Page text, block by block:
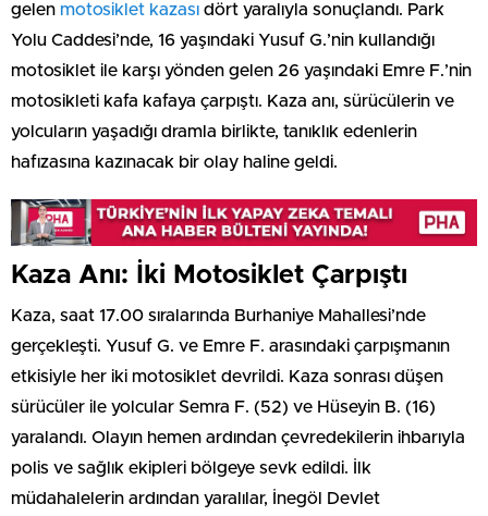
gelen motosiklet kazası dört yaralıyla sonuçlandı. Park
Yolu Caddesi’nde, 16 yaşındaki Yusuf G.’nin kullandığı
motosiklet ile karşı yönden gelen 26 yaşındaki Emre F.’nin
motosikleti kafa kafaya çarpıştı. Kaza anı, sürücülerin ve
yolcuların yaşadığı dramla birlikte, tanıklık edenlerin
hafızasına kazınacak bir olay haline geldi.
Kaza Anı: İki Motosiklet Çarpıştı
Kaza, saat 17.00 sıralarında Burhaniye Mahallesi’nde
gerçekleşti. Yusuf G. ve Emre F. arasındaki çarpışmanın
etkisiyle her iki motosiklet devrildi. Kaza sonrası düşen
sürücüler ile yolcular Semra F. (52) ve Hüseyin B. (16)
yaralandı. Olayın hemen ardından çevredekilerin ihbarıyla
polis ve sağlık ekipleri bölgeye sevk edildi. İlk
müdahalelerin ardından yaralılar, İnegöl Devlet